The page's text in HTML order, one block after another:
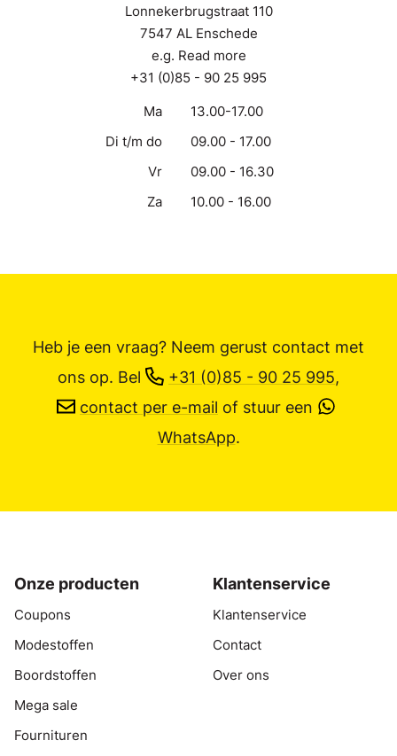
Lonnekerbrugstraat 110
7547 AL Enschede
e.g. Read more
+31 (0)85 - 90 25 995
Ma
13.00-17.00
Di t/m do
09.00 - 17.00
Vr
09.00 - 16.30
Za
10.00 - 16.00
Heb je een vraag? Neem gerust contact met
ons op. Bel +31 (0)85 - 90 25 995,
contact per e-mail of stuur een
WhatsApp.
Onze producten
Coupons
Modestoffen
Boordstoffen
Mega sale
Fournituren
Klantenservice
Klantenservice
Contact
Over ons